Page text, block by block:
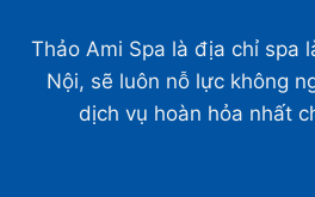
Thảo Ami Spa là địa chỉ spa
Nội, sẽ luôn nỗ lực không
dịch vụ hoàn hỏa nhất